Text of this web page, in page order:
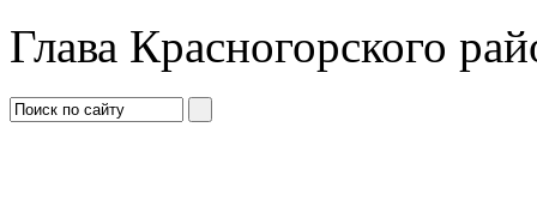
Глава Красногорского